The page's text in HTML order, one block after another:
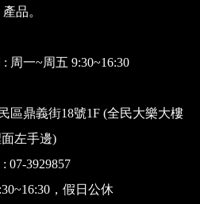
產品。
周一~周五 9:30~16:30
區鼎義街18號1F (全民大樂大樓
左手邊)
07-3929857
，假日公休